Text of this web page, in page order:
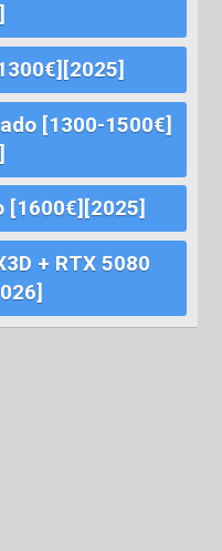
[1300-1500€]
[1600€][2025]
+ RTX 5080